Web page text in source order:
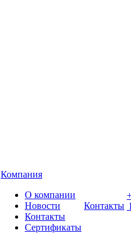
Компания
О компании
Новости
Контакты
Сертификаты
Контакты